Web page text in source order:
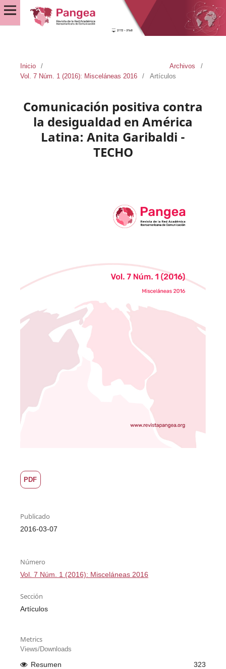
Inicio / Archivos
/
Vol. 7 Núm. 1 (2016): Misceláneas 2016
/ Artículos
Comunicación positiva contra
la desigualdad en América
Latina: Anita Garibaldi -
TECHO
PDF
Publicado
2016-03-07
Número
Vol. 7 Núm. 1 (2016): Misceláneas 2016
Sección
Artículos
Metrics
Views/Downloads
Resumen
323